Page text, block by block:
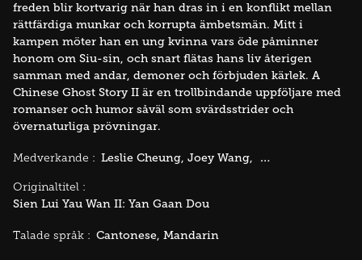
freden blir kortvarig när han dras in i en konflikt mellan
rättfärdiga munkar och korrupta ämbetsmän. Mitt i
kampen möter han en ung kvinna vars öde påminner
honom om Siu-sin, och snart flätas hans liv återigen
samman med andar, demoner och förbjuden kärlek. A
Chinese Ghost Story II är en trollbindande uppföljare med
romanser och humor såväl som svärdsstrider och
övernaturliga prövningar.
Medverkande : Leslie Cheung Joey Wang Michelle Reis
Originaltitel :
Sien Lui Yau Wan II: Yan Gaan Dou
Talade språk : Cantonese Mandarin